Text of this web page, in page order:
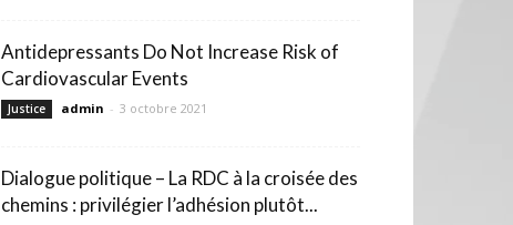
Antidepressants Do Not Increase Risk of
Cardiovascular Events
Justice admin - 3 octobre 2021
Dialogue politique – La RDC à la croisée des
chemins : privilégier l’adhésion plutôt...